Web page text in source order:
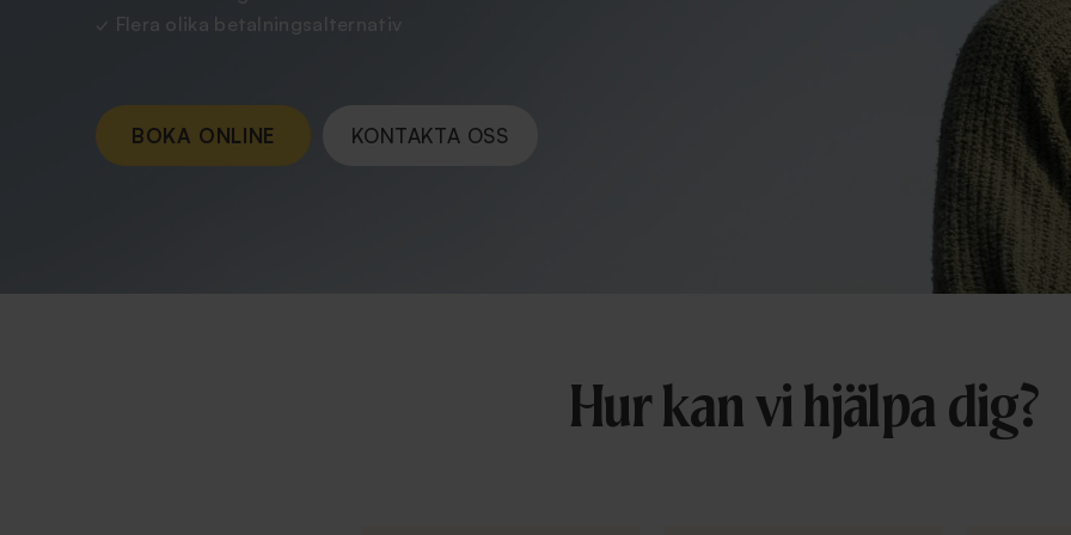
✓ Flera olika betalningsalternativ
BOKA ONLINE KONTAKTA OSS
Hur kan vi hjälpa dig?